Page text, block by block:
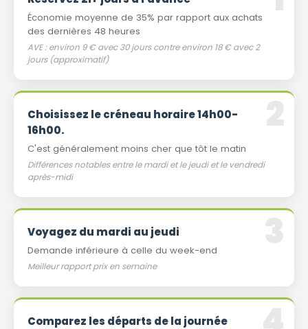
Économie moyenne de 35% par rapport aux achats
des dernières 48 heures
AVE : environ 9 € avec 30 jours contre environ 18 € avec 2
jours (approximatif)
Choisissez le créneau horaire 14h00-
16h00.
C'est généralement moins cher que tôt le matin
Différences notables entre le mardi et le jeudi et le vendredi
après-midi
Voyagez du mardi au jeudi
Demande inférieure à celle du week-end
Meilleur rapport prix en semaine
Comparez les départs de la journée